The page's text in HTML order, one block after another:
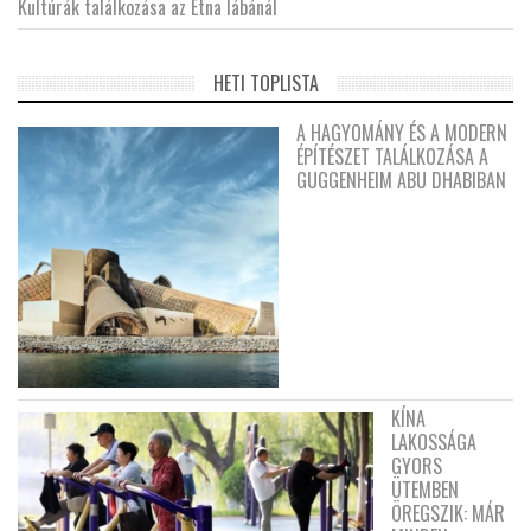
Kultúrák találkozása az Etna lábánál
HETI TOPLISTA
A HAGYOMÁNY ÉS A MODERN
ÉPÍTÉSZET TALÁLKOZÁSA A
GUGGENHEIM ABU DHABIBAN
KÍNA
LAKOSSÁGA
GYORS
ÜTEMBEN
ÖREGSZIK: MÁR